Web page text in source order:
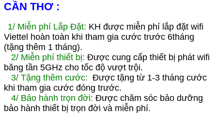
CẦN THƠ :
1/ Miễn phí Lắp Đặt: KH được miễn phí lắp đặt wifi
Viettel hoàn toàn khi tham gia cước trước 6tháng
(tặng thêm 1 tháng).
2/ Miễn phí thiết bị: Được cung cấp thiết bị phát wifi
băng tần 5GHz cho tốc độ vượt trội.
3/ Tặng thêm cước: Được tặng từ 1-3 tháng cước
khi tham gia cước đóng trước.
4/ Bảo hành trọn đời: Được chăm sóc bảo dưỡng
bảo hành thiết bị trọn đời và miễn phí.